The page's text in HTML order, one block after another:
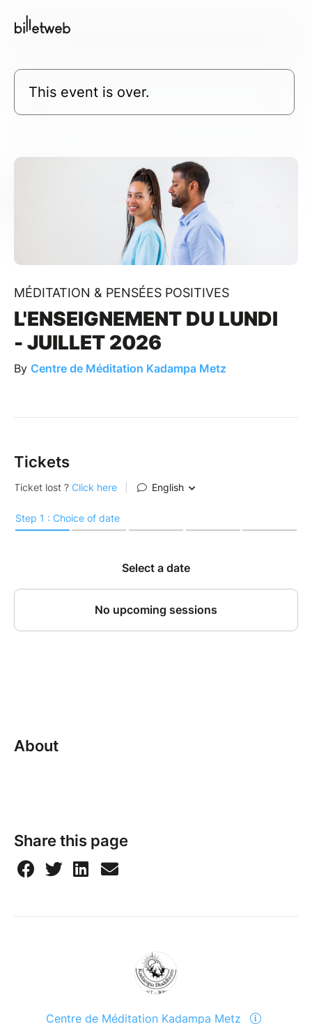
This event is over.
MÉDITATION & PENSÉES POSITIVES
L'ENSEIGNEMENT DU LUNDI
- JUILLET 2026
By Centre de Méditation Kadampa Metz
Tickets
About
Share this page
Centre de Méditation Kadampa Metz